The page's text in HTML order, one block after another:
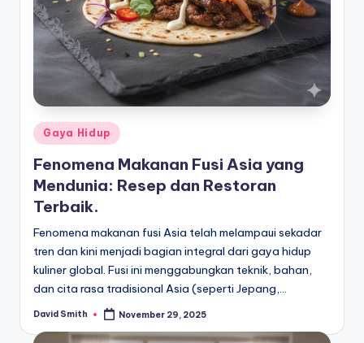
Posted
in
Gaya Hidup
Fenomena Makanan Fusi Asia yang
Mendunia: Resep dan Restoran
Terbaik.
Fenomena makanan fusi Asia telah melampaui sekadar
tren dan kini menjadi bagian integral dari gaya hidup
kuliner global. Fusi ini menggabungkan teknik, bahan,
dan cita rasa tradisional Asia (seperti Jepang,…
Posted
David Smith November 29, 2025